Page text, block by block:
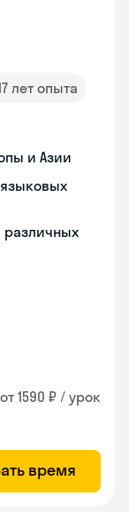
лет опыта
и Азии
различных
от 1590 ₽ / урок
время